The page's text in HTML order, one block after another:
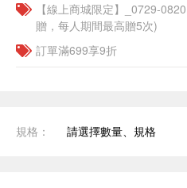
【線上商城限定】_0729-
贈，每人期間最高贈5次)
訂單滿699享9折
規格： 請選擇數量、規格